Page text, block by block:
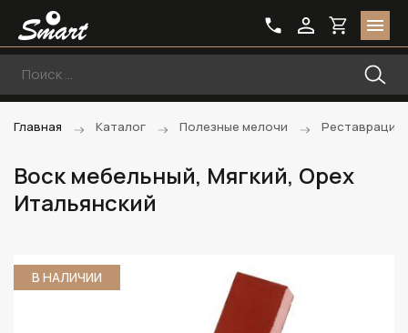
Главная Каталог Полезные мелочи
Воск мебельный, Мягкий, Орех
Итальянский
В НАЛИЧИИ